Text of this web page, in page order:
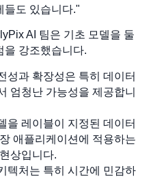
들도 있습니다."
AI 팀은 기초 모델을 둘
을 강조했습니다.
성과 확장성은 특히 데이터
엄청난 가능성을 제공합니
을 레이블이 지정된 데이터
애플리케이션에 적용하는
상입니다.
텍처는 특히 시간에 민감하